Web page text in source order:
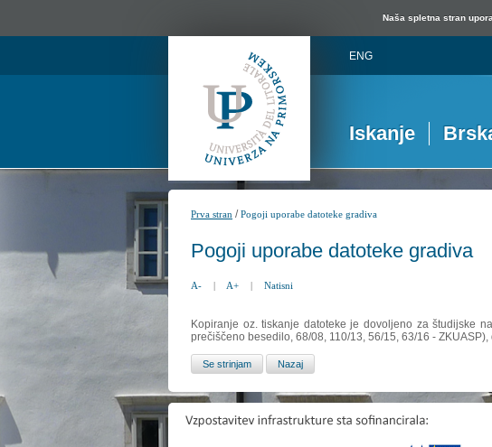
Naša spletna stran
ENG
Iskanje
Prva stran /Pogoji uporabe datoteke gradiva
Pogoji uporabe datoteke gradiva
A- | A+ | Natisni
Kopiranje oz. tiskanje datoteke je dovoljeno za študijske
prečiščeno besedilo, 68/08, 110/13, 56/15, 63/16 -